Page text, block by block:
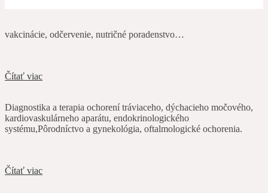
vakcinácie, odčervenie, nutričné poradenstvo…
Čítať viac
Diagnostika a terapia ochorení tráviaceho, dýchacieho močového,
kardiovaskulárneho aparátu, endokrinologického
systému,Pôrodníctvo a gynekológia, oftalmologické ochorenia.
Čítať viac